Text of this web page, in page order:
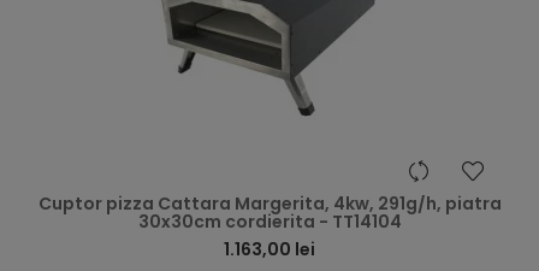
Cuptor pizza Cattara Margerita, 4kw, 291g/h, piatra
30x30cm cordierita - TT14104
1.163,00 lei